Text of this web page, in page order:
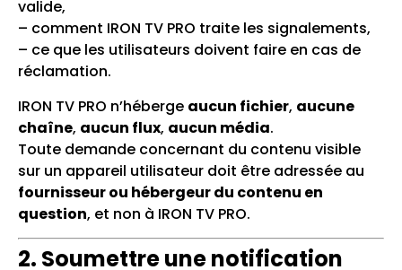
valide,
– comment IRON TV PRO traite les signalements,
– ce que les utilisateurs doivent faire en cas de
réclamation.
IRON TV PRO n’héberge aucun fichier, aucune
chaîne, aucun flux, aucun média.
Toute demande concernant du contenu visible
sur un appareil utilisateur doit être adressée au
fournisseur ou hébergeur du contenu en
question, et non à IRON TV PRO.
2. Soumettre une notification